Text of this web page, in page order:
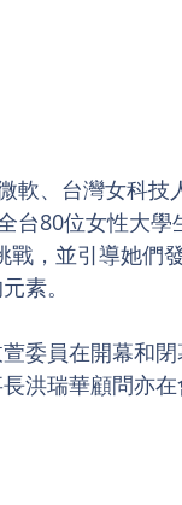
軟、台灣女科技
台80位女性大學
，並引導她們
素。
委員在開幕和
洪瑞華顧問亦